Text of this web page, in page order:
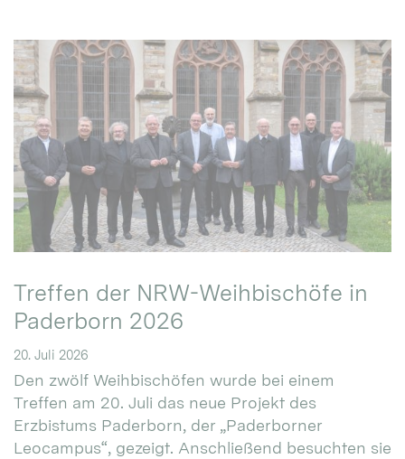
Treffen der NRW-Weihbischöfe in
Paderborn 2026
20. Juli 2026
Den zwölf Weihbischöfen wurde bei einem
Treffen am 20. Juli das neue Projekt des
Erzbistums Paderborn, der „Paderborner
Leocampus“, gezeigt. Anschließend besuchten sie